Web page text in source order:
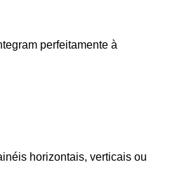
perfeitamente à
horizontais, verticais ou